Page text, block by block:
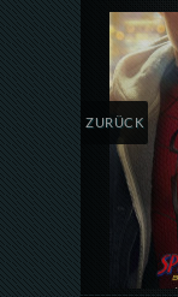
ZURÜCK